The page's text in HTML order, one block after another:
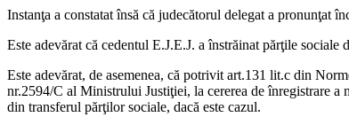
Instanţa a constatat însă că judecătorul delegat a pronunţat
Este adevărat că cedentul E.J.E.J. a înstrăinat părţile
Este adevărat, de asemenea, că potrivit art.131 lit.c din
nr.2594/C al Ministrului Justiţiei, la cererea de înregistrare a
din transferul părţilor sociale, dacă este cazul.